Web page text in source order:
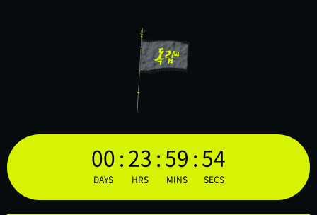
독립凡
00
DAYS
:23
HRS
:59
MINS
:54
SECS